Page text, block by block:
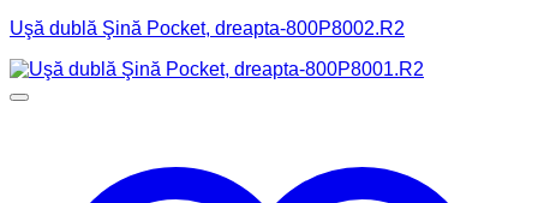
Uşă dublă Şină Pocket, dreapta-800P8002.R2